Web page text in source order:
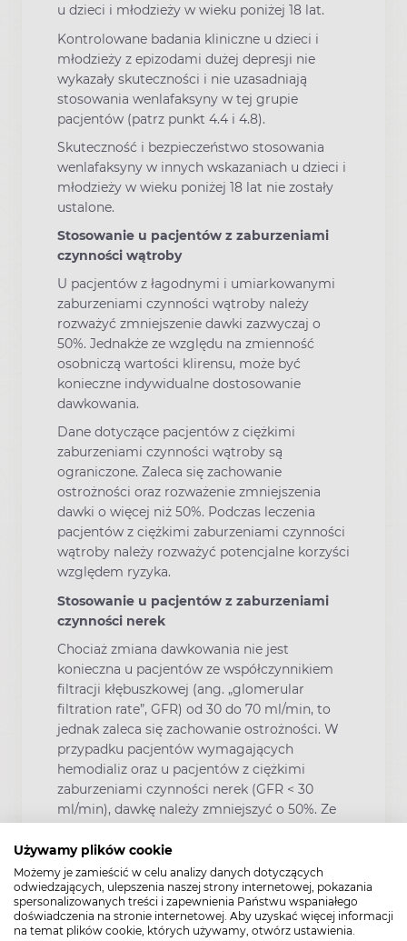
Używamy plików cookie
Możemy je zamieścić w celu analizy danych dotyczących
odwiedzających, ulepszenia naszej strony internetowej, pokazania
spersonalizowanych treści i zapewnienia Państwu wspaniałego
doświadczenia na stronie internetowej. Aby uzyskać więcej informacji
na temat plików cookie, których używamy, otwórz ustawienia.
u dzieci i młodzieży w wieku poniżej 18 lat.
Kontrolowane badania kliniczne u dzieci i
młodzieży z epizodami dużej depresji nie
wykazały skuteczności i nie uzasadniają
stosowania wenlafaksyny w tej grupie
pacjentów (patrz punkt 4.4 i 4.8).
Skuteczność i bezpieczeństwo stosowania
wenlafaksyny w innych wskazaniach u dzieci i
młodzieży w wieku poniżej 18 lat nie zostały
ustalone.
Stosowanie u pacjentów z zaburzeniami
czynności wątroby
U pacjentów z łagodnymi i umiarkowanymi
zaburzeniami czynności wątroby należy
rozważyć zmniejszenie dawki zazwyczaj o
50%. Jednakże ze względu na zmienność
osobniczą wartości klirensu, może być
konieczne indywidualne dostosowanie
dawkowania.
Dane dotyczące pacjentów z ciężkimi
zaburzeniami czynności wątroby są
ograniczone. Zaleca się zachowanie
ostrożności oraz rozważenie zmniejszenia
dawki o więcej niż 50%. Podczas leczenia
pacjentów z ciężkimi zaburzeniami czynności
wątroby należy rozważyć potencjalne korzyści
względem ryzyka.
Stosowanie u pacjentów z zaburzeniami
czynności nerek
Chociaż zmiana dawkowania nie jest
konieczna u pacjentów ze współczynnikiem
filtracji kłębuszkowej (ang. „glomerular
filtration rate”, GFR) od 30 do 70 ml/min, to
jednak zaleca się zachowanie ostrożności. W
przypadku pacjentów wymagających
hemodializ oraz u pacjentów z ciężkimi
zaburzeniami czynności nerek (GFR < 30
ml/min), dawkę należy zmniejszyć o 50%. Ze
zmienność osobniczą wartości klirensu, może
być konieczne indywidualne dostosowanie
dawkowania.
Objawy odstawienia obserwowane w
trakcie przerywania terapii wenlafaksyną